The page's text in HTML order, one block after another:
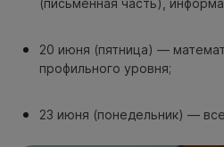
(письменная часть),
20 июня (пятница) —
профильного уровня;
23 июня (понедельник) —